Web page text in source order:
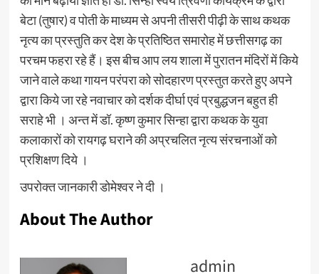
बेटा (तुषार) व पोती के माध्यम से अपनी तीसरी पीढ़ी के साथ कथक
नृत्य का प्रस्तुति कर देश के प्रतिष्ठित समारोह में छत्तीसगढ़ का
परचम फहरा रहे हैं। इस बीच आप लय शाला में पुरातन मंदिरों में किये
जाने वाले कथा गायन परंपरा को सोदहारण प्रस्तुत करते हुए अपने
द्वारा किये जा रहे नवाचार को दर्शक दीर्घा एवं प्रबुद्धजन बहुत ही
सराहे भी । अन्त में डॉ. कृष्ण कुमार सिन्हा द्वारा कथक के युवा
कलाकारों को रायगढ़ घराने की अप्रचलित नृत्य संरचनाओं को
प्रशिक्षण दिये ।
उपरोक्त जानकारी डोमेश्वर ने दी ।
About The Author
admin